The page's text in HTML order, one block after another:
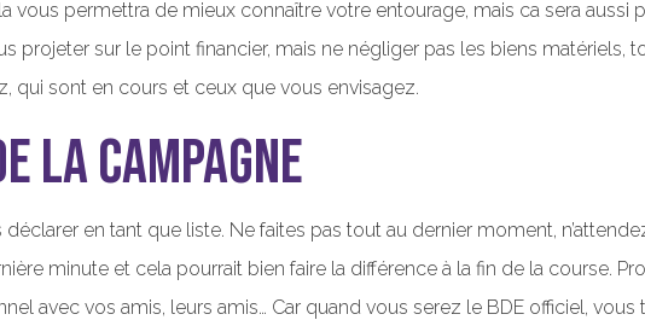
vous permettra de mieux connaître votre entourage, mais ca sera
projeter sur le point financier, mais ne négliger pas les biens
qui sont en cours et ceux que vous envisagez.
la campagne
en tant que liste. Ne faites pas tout au dernier moment,
minute et cela pourrait bien faire la différence à la fin de la course.
avec vos amis, leurs amis… Car quand vous serez le BDE officiel,